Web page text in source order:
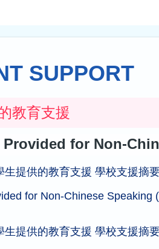
SUPPORT
教育支援
for Non-
提供的教育支援 學校支援摘
for Non-Chinese
提供的教育支援 學校支援摘